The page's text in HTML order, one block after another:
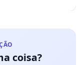
coisa?